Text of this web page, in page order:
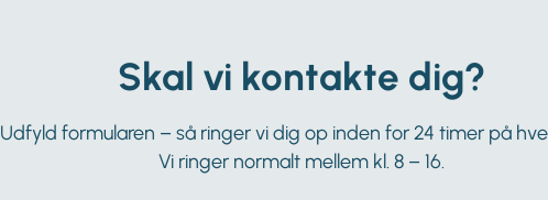
Skal vi kontakte dig?
Udfyld formularen – så ringer vi dig op inden for 24 timer på
Vi ringer normalt mellem kl. 8 – 16.